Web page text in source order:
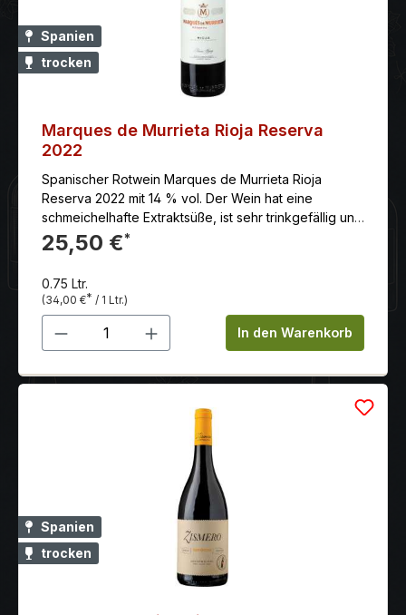
Spanien
trocken
Marques de Murrieta Rioja Reserva
2022
Spanischer Rotwein Marques de Murrieta Rioja
Reserva 2022 mit 14 % vol. Der Wein hat eine
schmeichelhafte Extraktsüße, ist sehr trinkgefällig und
hat einen langen und süßen Abgang.
25,50 €*
0.75 Ltr.
(34,00 €* / 1 Ltr.)
Produkt Anzahl: Gib denIn den Warenkorb
Spanien
trocken